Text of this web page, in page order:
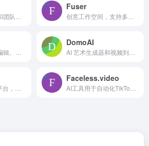
Fuser
DomoAI
Faceless.video